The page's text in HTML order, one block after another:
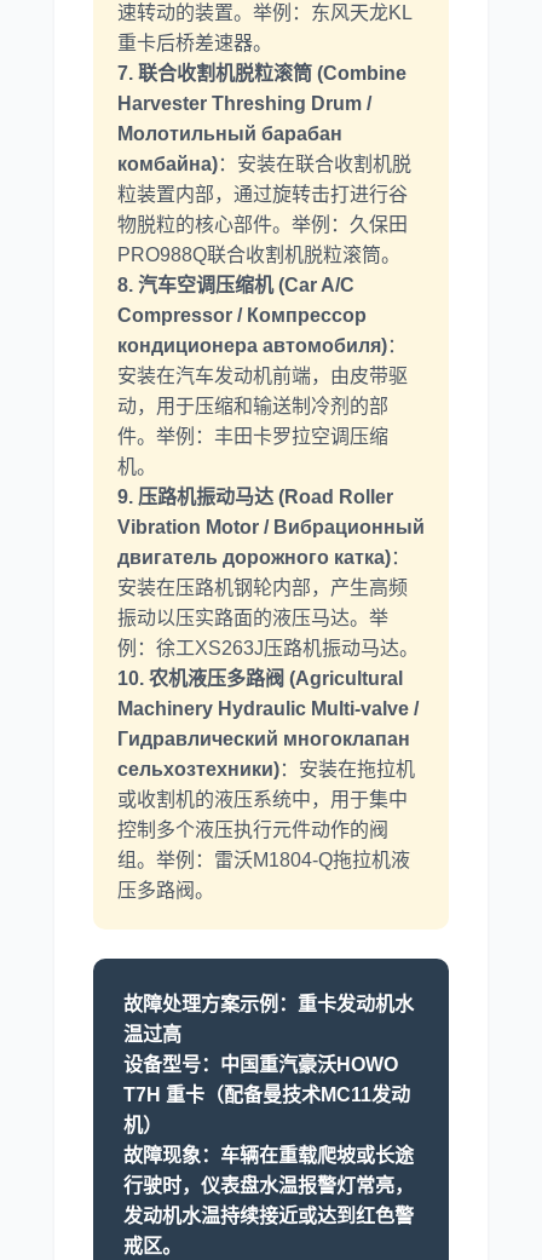
速转动的装置。举例：东风天龙KL
重卡后桥差速器。
7. 联合收割机脱粒滚筒 (Combine
Harvester Threshing Drum /
Молотильный барабан
комбайна)：安装在联合收割机脱
粒装置内部，通过旋转击打进行谷
物脱粒的核心部件。举例：久保田
PRO988Q联合收割机脱粒滚筒。
8. 汽车空调压缩机 (Car A/C
Compressor / Компрессор
кондиционера автомобиля)：
安装在汽车发动机前端，由皮带驱
动，用于压缩和输送制冷剂的部
件。举例：丰田卡罗拉空调压缩
机。
9. 压路机振动马达 (Road Roller
Vibration Motor / Вибрационный
двигатель дорожного катка)：
安装在压路机钢轮内部，产生高频
振动以压实路面的液压马达。举
例：徐工XS263J压路机振动马达。
10. 农机液压多路阀 (Agricultural
Machinery Hydraulic Multi-valve /
Гидравлический многоклапан
сельхозтехники)：安装在拖拉机
或收割机的液压系统中，用于集中
控制多个液压执行元件动作的阀
组。举例：雷沃M1804-Q拖拉机液
压多路阀。
故障处理方案示例：重卡发动机水
温过高
设备型号： 中国重汽豪沃HOWO
T7H 重卡（配备曼技术MC11发动
机）
故障现象： 车辆在重载爬坡或长途
行驶时，仪表盘水温报警灯常亮，
发动机水温持续接近或达到红色警
戒区。